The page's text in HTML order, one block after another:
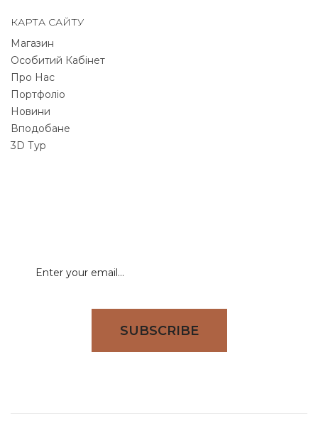
КАРТА САЙТУ
Магазин
Особитий Кабінет
Про Нас
Портфоліо
Новини
Вподобане
3D Тур